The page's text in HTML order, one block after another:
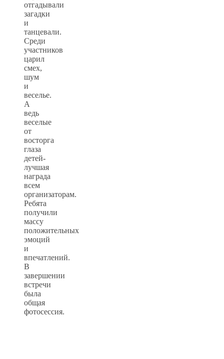
отгадывали
загадки
и
танцевали.
Среди
участников
царил
смех,
шум
и
веселье.
А
ведь
веселые
от
восторга
глаза
детей-
лучшая
награда
всем
организаторам.
Ребята
получили
массу
положительных
эмоций
и
впечатлений.
В
завершении
встречи
была
общая
фотосессия.